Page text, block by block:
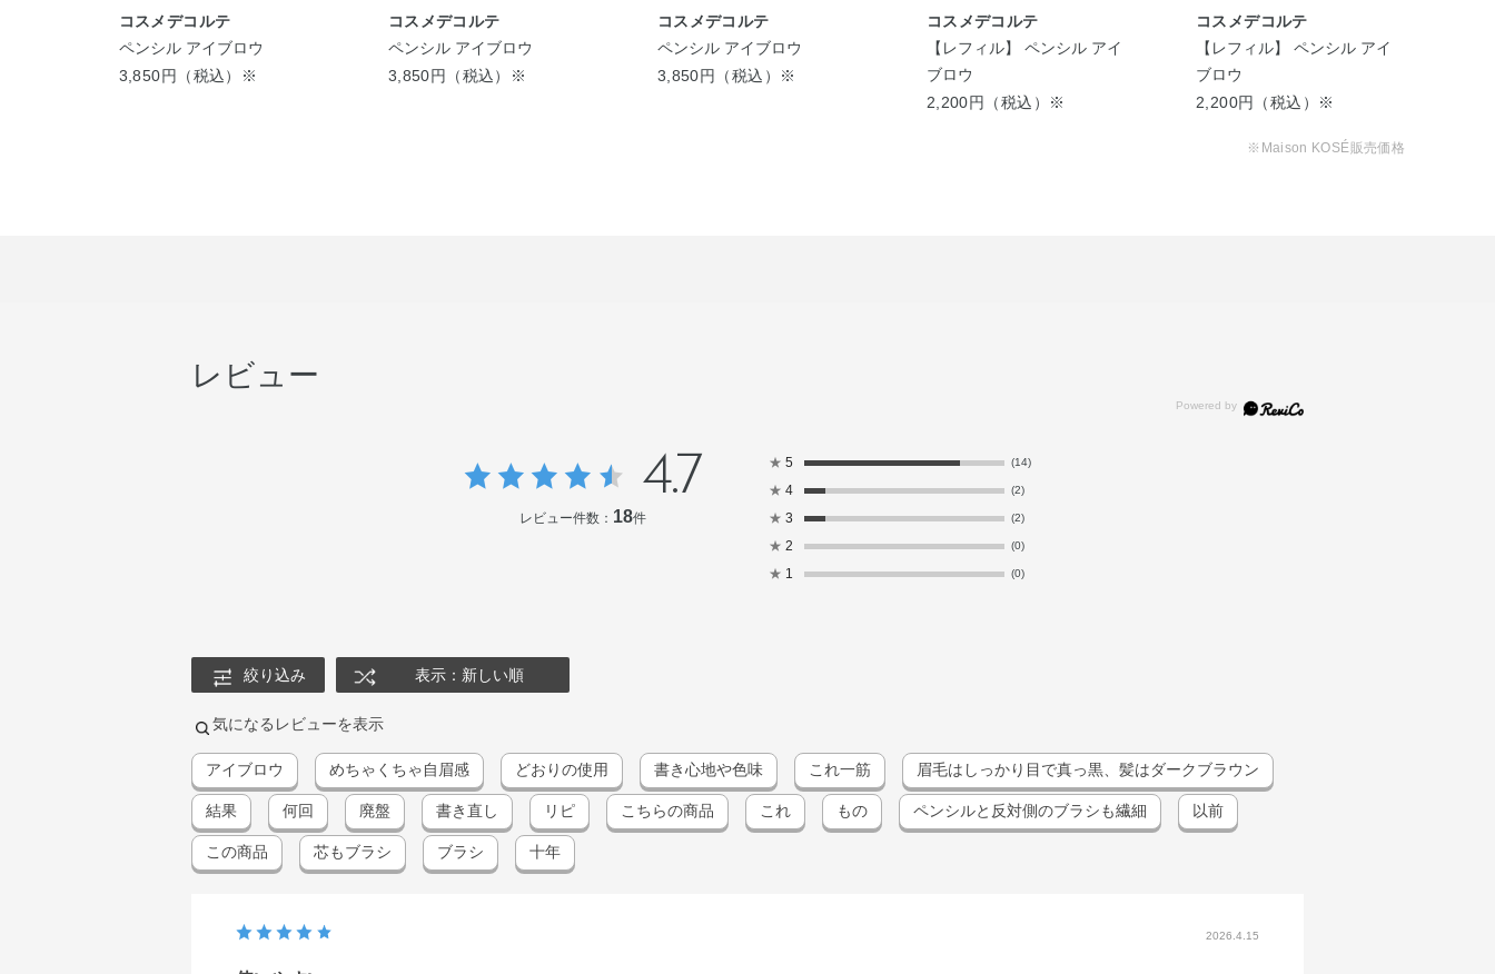
コスメデコルテ
ペンシル アイブロウ
3,850円（税込）※
コスメデコルテ
ペンシル アイブロウ
3,850円（税込）※
コスメデコルテ
ペンシル アイブロウ
3,850円（税込）※
コスメデコルテ
【レフィル】 ペンシル アイ
ブロウ
2,200円（税込）※
コスメデコルテ
【レフィル】 ペンシル アイ
ブロウ
2,200円（税込）※
※Maison KOSÉ販売価格
レビュー
4.7
レビュー件数： 18件
★ 5 (14)
★ 4 (2)
★ 3 (2)
★ 2 (0)
★ 1 (0)
絞り込み 表示：新しい順
気になるレビューを表示
アイブロウ めちゃくちゃ自眉感 どおりの使用 書き心地や色味 これ一筋 眉毛はしっかり目で真っ黒、髪はダークブラウン
結果 何回 廃盤 書き直し リピ こちらの商品 これ もの ペンシルと反対側のブラシも繊細 以前
この商品 芯もブラシ ブラシ 十年
2026.4.15